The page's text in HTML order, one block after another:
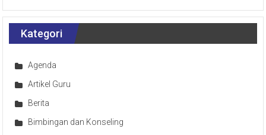
Kategori
Agenda
Artikel Guru
Berita
Bimbingan dan Konseling